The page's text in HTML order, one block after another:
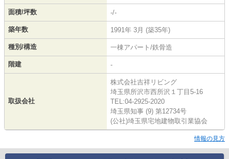
面積/坪数 -/-
築年数 1991年 3月 (築35年)
種別/構造 一棟アパート/鉄骨造
階建 -
取扱会社
株式会社吉祥リビング
埼玉県所沢市西所沢１丁目5-16
TEL:04-2925-2020
埼玉県知事 (9) 第12734号
(公社)埼玉県宅地建物取引業協会
情報の見方